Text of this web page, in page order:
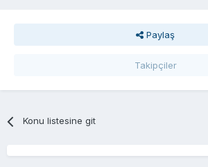
Paylaş
Takipçiler
Konu listesine git